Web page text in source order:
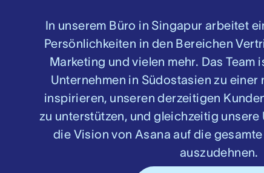
In unserem Büro in Singapur arbeitet
Persönlichkeiten in den Bereichen
Marketing und vielen mehr. Das
Unternehmen in Südostasien zu
inspirieren, unseren derzeitigen
zu unterstützen, und gleichzeitig
die Vision von Asana auf die
auszudehnen.